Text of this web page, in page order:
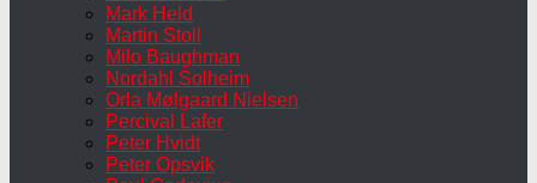
Mark Held
Martin Stoll
Milo Baughman
Nordahl Solheim
Orla Mølgaard Nielsen
Percival Lafer
Peter Hvidt
Peter Opsvik